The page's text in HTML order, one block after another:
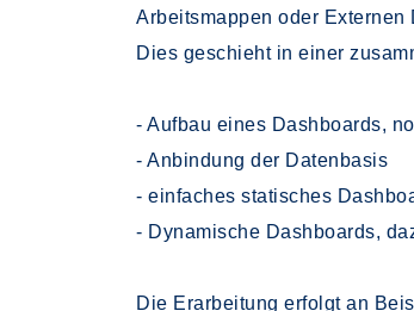
Arbeitsmappen oder
Dies geschieht in einer
- Aufbau eines Dashboards,
- Anbindung der Datenbasis
- einfaches statisches
- Dynamische Dashboards,
Die Erarbeitung erfolgt an